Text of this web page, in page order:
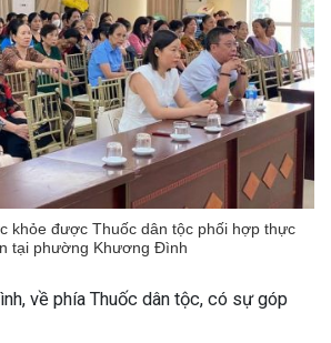
khỏe được Thuốc dân tộc phối hợp thực
tại phường Khương Đình
về phía Thuốc dân tộc, có sự góp